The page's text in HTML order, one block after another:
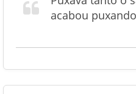
acabou